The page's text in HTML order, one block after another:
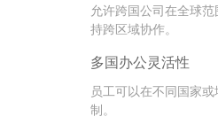
允许跨国公司在全球
持跨区域协作。
多国办公灵活性
员工可以在不同国家
制。